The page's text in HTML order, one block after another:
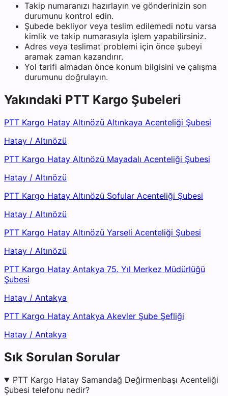
Takip numaranızı hazırlayın ve gönderinizin son
durumunu kontrol edin.
Şubede bekliyor veya teslim edilemedi notu varsa
kimlik ve takip numarasıyla işlem yapabilirsiniz.
Adres veya teslimat problemi için önce şubeyi
aramak zaman kazandırır.
Yol tarifi almadan önce konum bilgisini ve çalışma
durumunu doğrulayın.
Yakındaki PTT Kargo Şubeleri
PTT Kargo Hatay Altınözü Altınkaya Acenteliği Şubesi
Hatay / Altınözü
PTT Kargo Hatay Altınözü Mayadalı Acenteliği Şubesi
Hatay / Altınözü
PTT Kargo Hatay Altınözü Sofular Acenteliği Şubesi
Hatay / Altınözü
PTT Kargo Hatay Altınözü Yarseli Acenteliği Şubesi
Hatay / Altınözü
PTT Kargo Hatay Antakya 75. Yıl Merkez Müdürlüğü
Şubesi
Hatay / Antakya
PTT Kargo Hatay Antakya Akevler Şube Şefliği
Hatay / Antakya
Sık Sorulan Sorular
PTT Kargo Hatay Samandağ Değirmenbaşı Acenteliği
Şubesi telefonu nedir?